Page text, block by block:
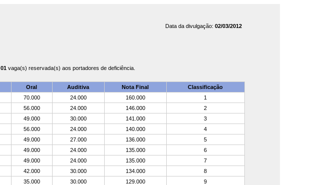
Data da divulgação: 02/03/2012
01vaga(s) reservada(s) aos portadores de deficiência.
Oral Auditiva Nota Final
Classificação
70.000 24.000 160.000
1
56.000 24.000 146.000
2
49.000 30.000 141.000
3
56.000 24.000 140.000
4
49.000 27.000 136.000
5
49.000 24.000 135.000
6
49.000 24.000 135.000
7
42.000 30.000 134.000
8
35.000 30.000 129.000
9